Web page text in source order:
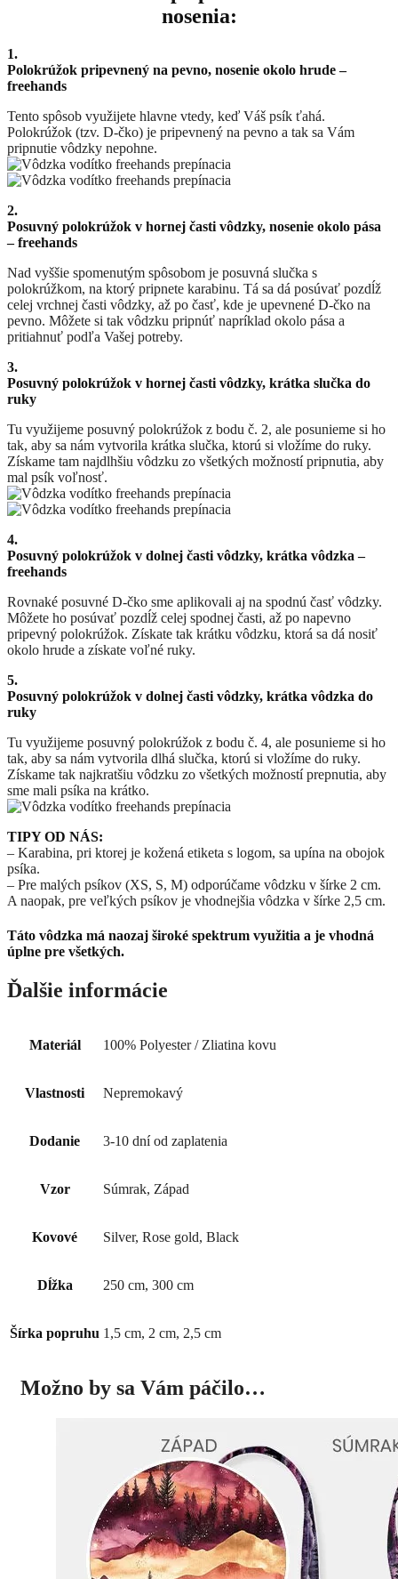
nosenia:
1.
Polokrúžok pripevnený na pevno, nosenie okolo hrude –
freehands
Tento spôsob využijete hlavne vtedy, keď Váš psík ťahá.
Polokrúžok (tzv. D-čko) je pripevnený na pevno a tak sa Vám
pripnutie vôdzky nepohne.
2.
Posuvný polokrúžok v hornej časti vôdzky, nosenie okolo pása
– freehands
Nad vyššie spomenutým spôsobom je posuvná slučka s
polokrúžkom, na ktorý pripnete karabinu. Tá sa dá posúvať pozdĺž
celej vrchnej časti vôdzky, až po časť, kde je upevnené D-čko na
pevno. Môžete si tak vôdzku pripnúť napríklad okolo pása a
pritiahnuť podľa Vašej potreby.
3.
Posuvný polokrúžok v hornej časti vôdzky, krátka slučka do
ruky
Tu využijeme posuvný polokrúžok z bodu č. 2, ale posunieme si ho
tak, aby sa nám vytvorila krátka slučka, ktorú si vložíme do ruky.
Získame tam najdlhšiu vôdzku zo všetkých možností pripnutia, aby
mal psík voľnosť.
4.
Posuvný polokrúžok v dolnej časti vôdzky, krátka vôdzka –
freehands
Rovnaké posuvné D-čko sme aplikovali aj na spodnú časť vôdzky.
Môžete ho posúvať pozdĺž celej spodnej časti, až po napevno
pripevný polokrúžok. Získate tak krátku vôdzku, ktorá sa dá nosiť
okolo hrude a získate voľné ruky.
5.
Posuvný polokrúžok v dolnej časti vôdzky, krátka vôdzka do
ruky
Tu využijeme posuvný polokrúžok z bodu č. 4, ale posunieme si ho
tak, aby sa nám vytvorila dlhá slučka, ktorú si vložíme do ruky.
Získame tak najkratšiu vôdzku zo všetkých možností prepnutia, aby
sme mali psíka na krátko.
TIPY OD NÁS:
– Karabina, pri ktorej je kožená etiketa s logom, sa upína na obojok
psíka.
– Pre malých psíkov (XS, S, M) odporúčame vôdzku v šírke 2 cm.
A naopak, pre veľkých psíkov je vhodnejšia vôdzka v šírke 2,5 cm.
Táto vôdzka má naozaj široké spektrum využitia a je vhodná
úplne pre všetkých.
Ďalšie informácie
Materiál 100% Polyester / Zliatina kovu
Vlastnosti Nepremokavý
Dodanie 3-10 dní od zaplatenia
Vzor Súmrak, Západ
Kovové Silver, Rose gold, Black
Dĺžka 250 cm, 300 cm
Šírka popruhu 1,5 cm, 2 cm, 2,5 cm
Možno by sa Vám páčilo…